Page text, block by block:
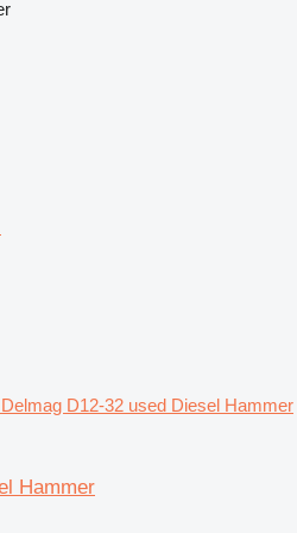
Delmag D12-32 used Diesel Hammer
Hammer